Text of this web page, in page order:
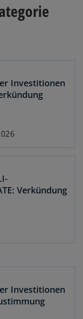
Investitionen
Verkündung
Investitionen